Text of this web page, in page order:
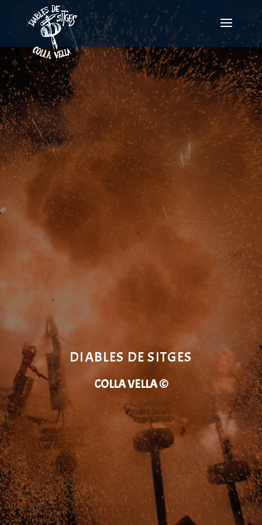
DIABLES DE SITGES
COLLA VELLA ©